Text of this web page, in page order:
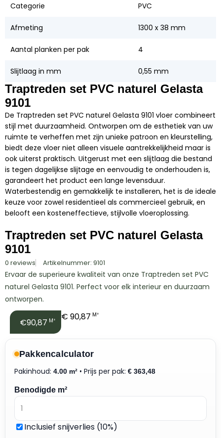
Categorie PVC
Afmeting 1300 x 38 mm
Aantal planken per pak 4
Slijtlaag in mm 0,55 mm
Traptreden set PVC naturel Gelasta
9101
De Traptreden set PVC naturel Gelasta 9101 vloer combineert
stijl met duurzaamheid. Ontworpen om de esthetiek van uw
ruimte te verheffen met zijn unieke patroon en kleurstelling,
biedt deze vloer niet alleen visuele aantrekkelijkheid maar is
ook uiterst praktisch. Uitgerust met een slijtlaag die bestand
is tegen dagelijkse slijtage en eenvoudig te onderhouden is,
garandeert het product een lange levensduur.
Waterbestendig en gemakkelijk te installeren, het is de ideale
keuze voor zowel residentieel als commercieel gebruik, en
belooft een kosteneffectieve, stijlvolle vloeroplossing.
Traptreden set PVC naturel Gelasta
9101
0 reviews Artikelnummer: 9101
Ervaar de superieure kwaliteit van onze Traptreden set PVC
naturel Gelasta 9101. Perfect voor elk interieur en duurzaam
ontworpen.
€90,87 M² € 90,87 M²
Pakkencalculator
Pakinhoud: 4.00 m² • Prijs per pak: € 363,48
Benodigde m²
Inclusief snijverlies (10%)